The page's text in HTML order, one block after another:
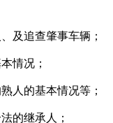
及追查肇事车辆；
情况；
人的基本情况等；
的继承人；